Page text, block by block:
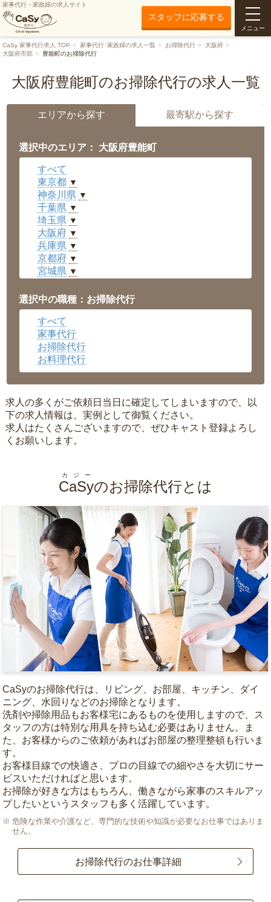
家事代行・家政婦の求人サイト
スタッフに応募する
メニュー
CaSy 家事代行求人 TOP 家事代行･家政婦の求人一覧 お掃除代行
大阪府
大阪府市部
豊能町のお掃除代行
大阪府豊能町のお掃除代行の求人一覧
エリアから探す 最寄駅から探す
選択中のエリア： 大阪府豊能町
すべて
東京都 ▼
神奈川県 ▼
千葉県 ▼
埼玉県 ▼
大阪府 ▼
兵庫県 ▼
京都府 ▼
宮城県 ▼
福井県 ▼
岡山県 ▼
広島県
沖縄県 ▼
選択中の職種：お掃除代行
すべて
家事代行
お掃除代行
お料理代行
求人の多くがご依頼日当日に確定してしまいますので、以
下の求人情報は、実例として御覧ください。
求人はたくさんございますので、ぜひキャスト登録よろし
くお願いします。
CaSy
カジー
のお掃除代行とは
CaSyのお掃除代行は、リビング、お部屋、キッチン、ダイ
ニング、水回りなどのお掃除となります。
洗剤や掃除用品もお客様宅にあるものを使用しますので、ス
タッフの方は特別な用具を持ち込む必要はありません。ま
た、お客様からのご依頼があればお部屋の整理整頓も行いま
す。
お客様目線での快適さ、プロの目線での細やさを大切にサー
ビスいただければと思います。
お掃除が好きな方はもちろん、働きながら家事のスキルアッ
プしたいというスタッフも多く活躍しています。
危険な作業や介護など、専門的な技術や知識が必要なお仕事ではありま
せん。
お掃除代行のお仕事詳細